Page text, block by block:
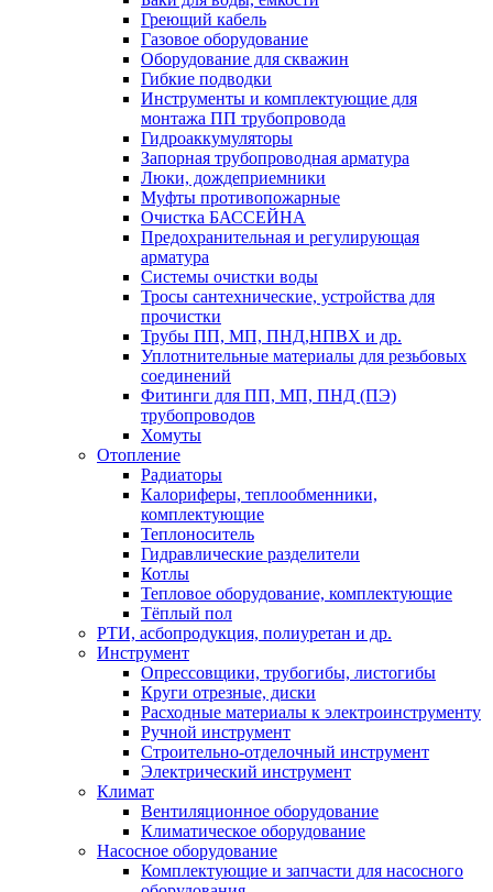
Греющий кабель
Газовое оборудование
Оборудование для скважин
Гибкие подводки
Инструменты и комплектующие для
монтажа ПП трубопровода
Гидроаккумуляторы
Запорная трубопроводная арматура
Люки, дождеприемники
Муфты противопожарные
Очистка БАССЕЙНА
Предохранительная и регулирующая
арматура
Системы очистки воды
Тросы сантехнические, устройства для
прочистки
Трубы ПП, МП, ПНД,НПВХ и др.
Уплотнительные материалы для резьбовых
соединений
Фитинги для ПП, МП, ПНД (ПЭ)
трубопроводов
Хомуты
Отопление
Радиаторы
Калориферы, теплообменники,
комплектующие
Теплоноситель
Гидравлические разделители
Котлы
Тепловое оборудование, комплектующие
Тёплый пол
РТИ, асбопродукция, полиуретан и др.
Инструмент
Опрессовщики, трубогибы, листогибы
Круги отрезные, диски
Расходные материалы к электроинструменту
Ручной инструмент
Строительно-отделочный инструмент
Электрический инструмент
Климат
Вентиляционное оборудование
Климатическое оборудование
Насосное оборудование
Комплектующие и запчасти для насосного